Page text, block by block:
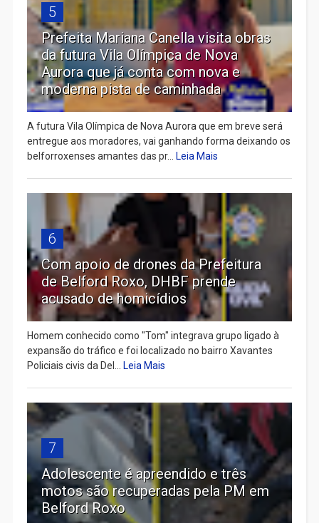
5
Prefeita Mariana Canella visita obras
da futura Vila Olímpica de Nova
Aurora que já conta com nova e
moderna pista de caminhada
A futura Vila Olímpica de Nova Aurora que em breve será
entregue aos moradores, vai ganhando forma deixando os
belforroxenses amantes das pr... Leia Mais
6
Com apoio de drones da Prefeitura
de Belford Roxo, DHBF prende
acusado de homicídios
Homem conhecido como "Tom" integrava grupo ligado à
expansão do tráfico e foi localizado no bairro Xavantes
Policiais civis da Del... Leia Mais
7
Adolescente é apreendido e três
motos são recuperadas pela PM em
Belford Roxo